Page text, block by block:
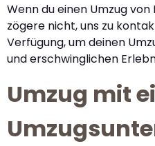
Wenn du einen Umzug
zögere nicht, uns zu
Verfügung, um deinen
und erschwinglichen
Umzug mit